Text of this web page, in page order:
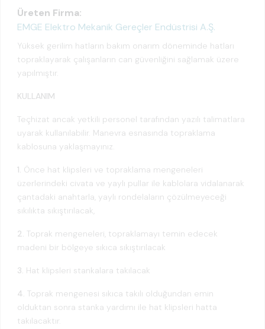
Üreten Firma:
EMGE Elektro Mekanik Gereçler Endüstrisi A.Ş.
Yüksek gerilim hatların bakım onarım döneminde hatları
topraklayarak çalışanların can güvenliğini sağlamak üzere
yapılmıştır.
KULLANIM
Teçhizat ancak yetkili personel tarafından yazılı talimatlara
uyarak kullanılabilir. Manevra esnasında topraklama
kablosuna yaklaşmayınız.
1. Önce hat klipsleri ve topraklama mengeneleri
üzerlerindeki civata ve yaylı pullar ile kablolara vidalanarak
çantadaki anahtarla, yaylı rondelaların çözülmeyeceği
sıkılıkta sıkıştırılacak,
2. Toprak mengeneleri, topraklamayı temin edecek
madeni bir bölgeye sıkıca sıkıştırılacak
3. Hat klipsleri stankalara takılacak
4. Toprak mengenesi sıkıca takılı olduğundan emin
olduktan sonra stanka yardımı ile hat klipsleri hatta
takılacaktır.